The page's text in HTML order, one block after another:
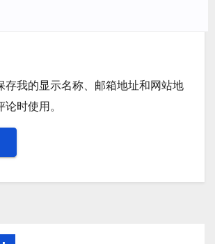
存我的显示名称、邮箱地址和网站地
时使用。